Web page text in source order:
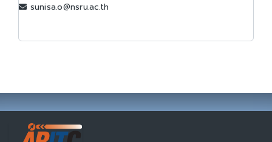
sunisa.o@nsru.ac.th